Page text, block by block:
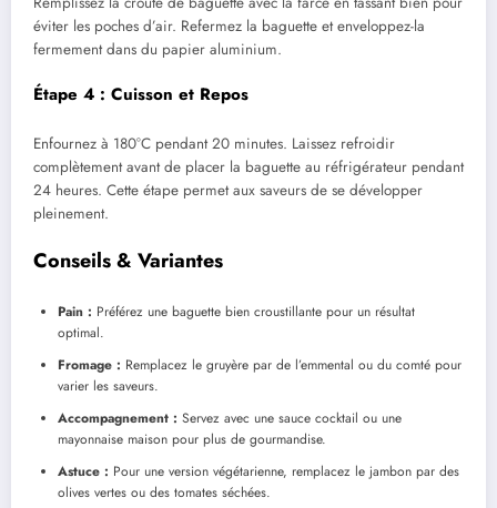
éviter les poches d’air. Refermez la baguette et enveloppez-la
fermement dans du papier aluminium.
Étape 4 : Cuisson et Repos
Enfournez à 180°C pendant 20 minutes. Laissez refroidir
complètement avant de placer la baguette au réfrigérateur pendant
24 heures. Cette étape permet aux saveurs de se développer
pleinement.
Conseils & Variantes
Pain : Préférez une baguette bien croustillante pour un résultat
optimal.
Fromage : Remplacez le gruyère par de l’emmental ou du comté pour
varier les saveurs.
Accompagnement : Servez avec une sauce cocktail ou une
mayonnaise maison pour plus de gourmandise.
Astuce : Pour une version végétarienne, remplacez le jambon par des
olives vertes ou des tomates séchées.